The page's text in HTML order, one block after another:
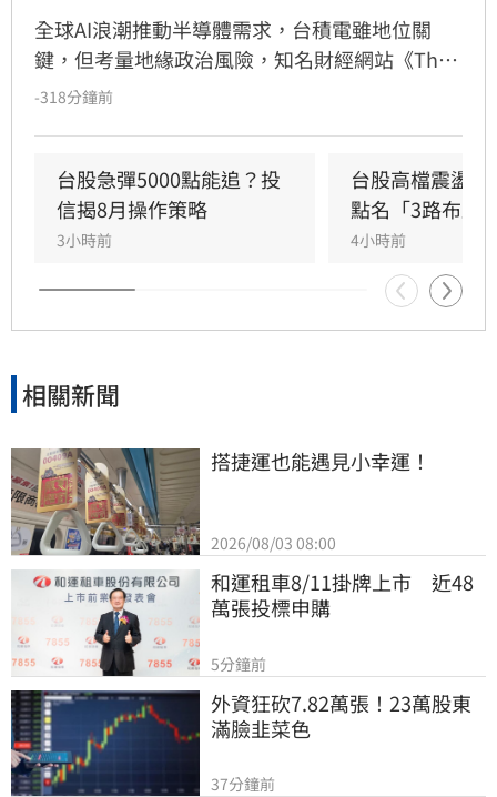
全球AI浪潮推動半導體需求，台積電雖地位關
鍵，但考量地緣政治風險，知名財經網站《The
Motley Fool》建議投資人可轉向關注具支撐力的
應用材料（Applied Materials）被列為值得長期
持有的潛力標的。隨著AI產業預計在2030年前保
持強勁成長，這些設備供應商的營收與市場價值
有望持續攀升。專家提醒，投資市場瞬息萬變，
相關建議僅供參考，投資人應審慎評估潛在風險
並自行承擔決策結果。
-318分鐘前
台股急彈5000點能追？投
信揭8月操作策略
3小時前
台股高檔震盪
點名「3路布局
4小時前
相關新聞
搭捷運也能遇見小幸運！
2026/08/03 08:00
和運租車8/11掛牌上市　近48
萬張投標申購
5分鐘前
外資狂砍7.82萬張！23萬股東
滿臉韭菜色
37分鐘前